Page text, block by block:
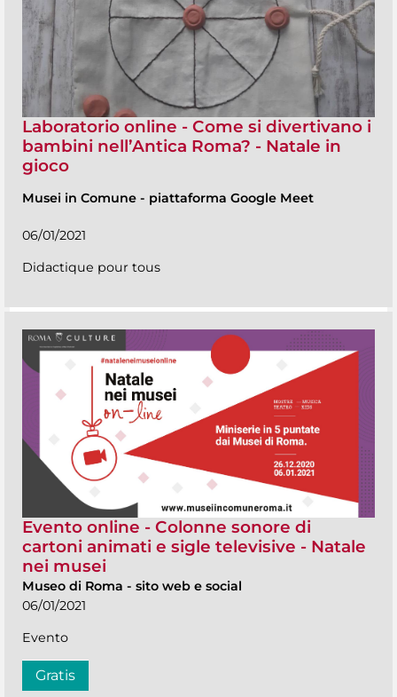
Laboratorio online - Come si divertivano i
bambini nell’Antica Roma? - Natale in
gioco
Musei in Comune - piattaforma Google Meet
06/01/2021
Didactique pour tous
Evento online - Colonne sonore di
cartoni animati e sigle televisive - Natale
nei musei
Museo di Roma - sito web e social
06/01/2021
Evento
Gratis